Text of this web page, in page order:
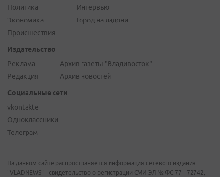
Политика
Экономика
Происшествия
Интервью
Город на ладони
Издательство
Реклама
Редакция
Архив газеты "Владивосток"
Архив новостей
Социальные сети
vkontakte
Одноклассники
Телеграм
На данном сайте распространяется информация сетевого издания
"VLADNEWS" - свидетельство о регистрации СМИ ЭЛ № ФС 77 - 72742,